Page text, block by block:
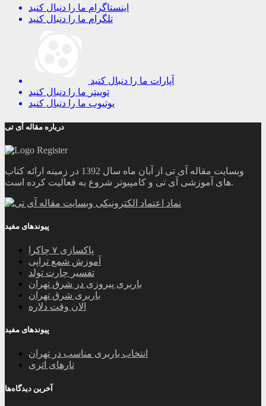
اینستاگرام ما را دنبال کنید
تلگرام ما را دنبال کنید
آپارات ما را دنبال کنید
توییتر ما را دنبال کنید
یوتیوب ما را دنبال کنید
درباره مقاله آی تی
وبسایت مقاله آی تی از آبان ماه سال 1392 در زمینه ارائه کتاب
های آموزشی آی تی و کامپیوتر شروع به فعالیت کرده است.
پیوندهای مفید
پاکسازی ۷ چاکرا
آموزش شمع تراپی
تفسیر چارت تولد
باربری پیروزی در شرق تهران
باربری شرق تهران
الان وقت دلاره
پیوندهای مفید
انتخاب باربری مناسب در تهران
تارهای اتری
آخرین دیدگاه‌ها